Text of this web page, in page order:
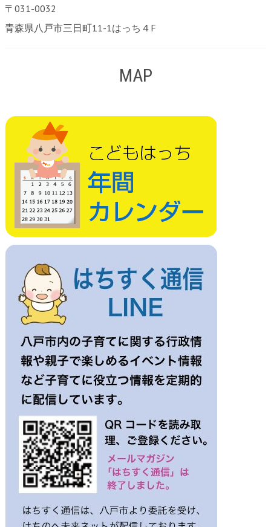
〒031-0032
青森県八戸市三日町11-1はっち４F
MAP